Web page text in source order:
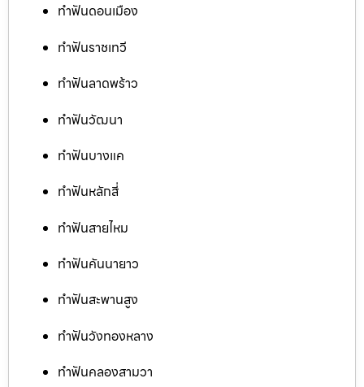
ทำฟันดอนเมือง
ทำฟันราชเทวี
ทำฟันลาดพร้าว
ทำฟันวัฒนา
ทำฟันบางแค
ทำฟันหลักสี่
ทำฟันสายไหม
ทำฟันคันนายาว
ทำฟันสะพานสูง
ทำฟันวังทองหลาง
ทำฟันคลองสามวา